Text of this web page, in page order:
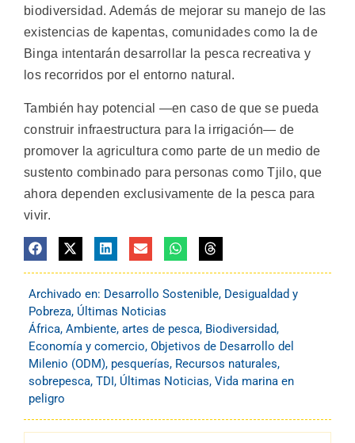
biodiversidad. Además de mejorar su manejo de las
existencias de kapentas, comunidades como la de
Binga intentarán desarrollar la pesca recreativa y
los recorridos por el entorno natural.
También hay potencial —en caso de que se pueda
construir infraestructura para la irrigación— de
promover la agricultura como parte de un medio de
sustento combinado para personas como Tjilo, que
ahora dependen exclusivamente de la pesca para
vivir.
Archivado en: Desarrollo Sostenible, Desigualdad y
Pobreza, Últimas Noticias
África, Ambiente, artes de pesca, Biodiversidad,
Economía y comercio, Objetivos de Desarrollo del
Milenio (ODM), pesquerías, Recursos naturales,
sobrepesca, TDI, Últimas Noticias, Vida marina en
peligro